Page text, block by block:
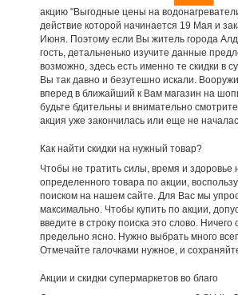
акцию "Выгодные цены на
действие которой начинается 19 Мая и
Июня. Поэтому если Вы житель города
гость, детальненько изучите данные
возможно, здесь есть именно те скидки в
Вы так давно и безутешно искали.
вперед в ближайший к Вам магазин на
будьте бдительны и внимательно смотрите
акция уже закончилась или еще не
Как найти скидки на нужный товар?
Чтобы не тратить силы, время и здоровье
определенного товара по акции,
поиском на нашем сайте. Для Вас мы
максимально. Чтобы купить по акции,
введите в строку поиска это слово. Ничего
предельно ясно. Нужно выбрать много
Отмечайте галочками нужное, и
Акции и скидки супермаркетов во благо